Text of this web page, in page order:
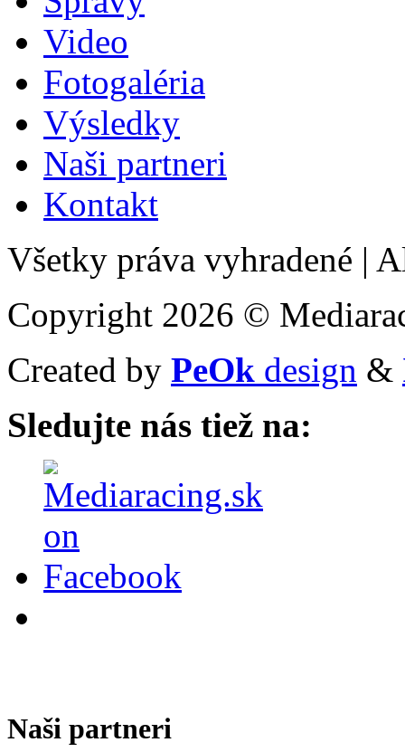
Video
Fotogaléria
Výsledky
Naši partneri
Kontakt
Všetky práva vyhradené |
Copyright 2026 ©
Created by PeOk design &
Sledujte nás tiež na:
Naši partneri